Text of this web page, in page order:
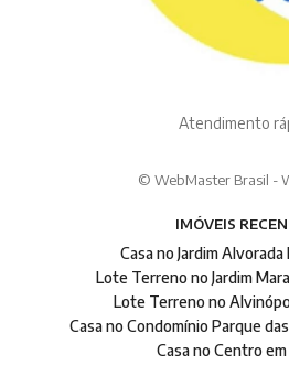
Atendimento
© WebMaster Brasil -
IMÓVEIS
Casa no Jardim Alvorada
Lote Terreno no Jardim
Lote Terreno no
Casa no Condomínio Parque
Casa no Centro